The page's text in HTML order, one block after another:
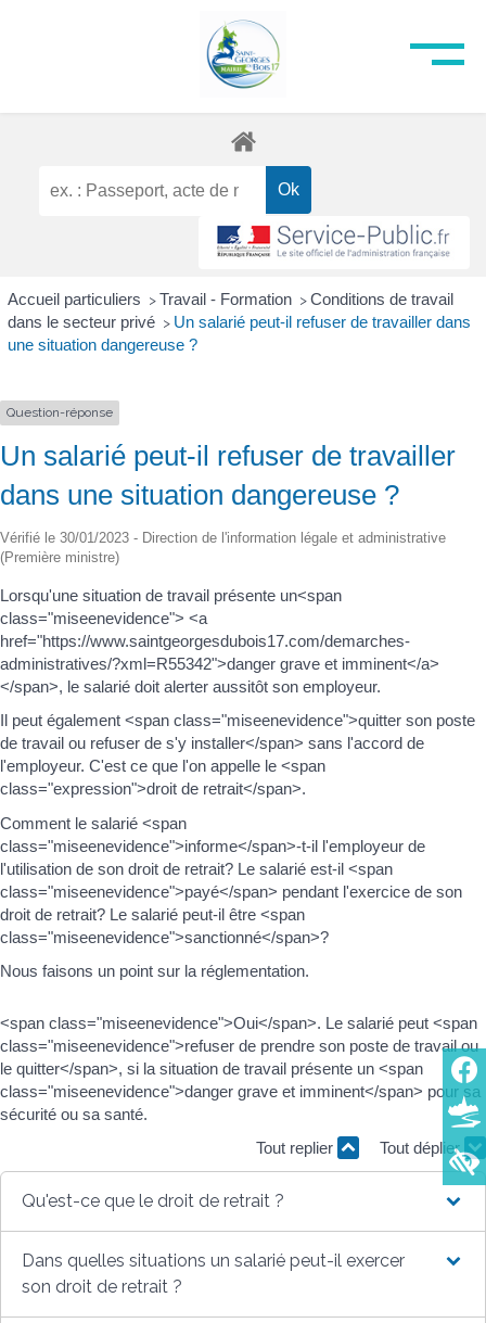
Accueil particuliers > Travail - Formation > Conditions de travail
dans le secteur privé > Un salarié peut-il refuser de travailler dans
une situation dangereuse ?
Question-réponse
Un salarié peut-il refuser de travailler
dans une situation dangereuse ?
Vérifié le 30/01/2023 - Direction de l'information légale et administrative
(Première ministre)
Lorsqu'une situation de travail présente un<span
class="miseenevidence"> <a
href="https://www.saintgeorgesdubois17.com/demarches-
administratives/?xml=R55342">danger grave et imminent</a>
</span>, le salarié doit alerter aussitôt son employeur.
Il peut également <span class="miseenevidence">quitter son poste
de travail ou refuser de s'y installer</span> sans l'accord de
l'employeur. C'est ce que l'on appelle le <span
class="expression">droit de retrait</span>.
Comment le salarié <span
class="miseenevidence">informe</span>-t-il l'employeur de
l'utilisation de son droit de retrait? Le salarié est-il <span
class="miseenevidence">payé</span> pendant l'exercice de son
droit de retrait? Le salarié peut-il être <span
class="miseenevidence">sanctionné</span>?
Nous faisons un point sur la réglementation.
<span class="miseenevidence">Oui</span>. Le salarié peut <span
class="miseenevidence">refuser de prendre son poste de travail ou
le quitter</span>, si la situation de travail présente un <span
class="miseenevidence">danger grave et imminent</span> pour sa
sécurité ou sa santé.
Tout replier
Tout déplier
Qu'est-ce que le droit de retrait ?
Dans quelles situations un salarié peut-il exercer
son droit de retrait ?